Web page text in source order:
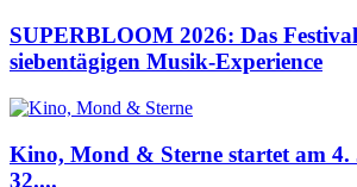
SUPERBLOOM 2026: Das
siebentägigen Musik-Experience
Kino, Mond & Sterne startet am 4.
32....